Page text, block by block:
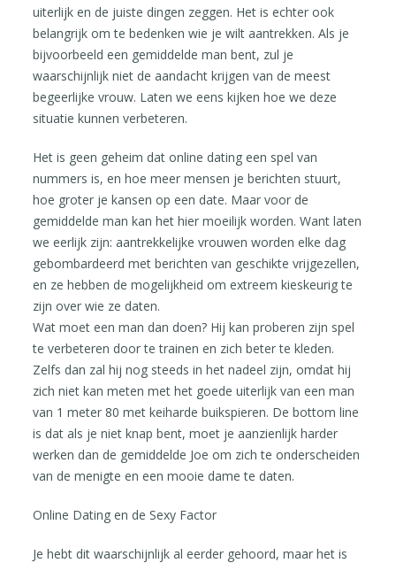
uiterlijk en de juiste dingen zeggen. Het is echter ook
belangrijk om te bedenken wie je wilt aantrekken. Als je
bijvoorbeeld een gemiddelde man bent, zul je
waarschijnlijk niet de aandacht krijgen van de meest
begeerlijke vrouw. Laten we eens kijken hoe we deze
situatie kunnen verbeteren.
Het is geen geheim dat online dating een spel van
nummers is, en hoe meer mensen je berichten stuurt,
hoe groter je kansen op een date. Maar voor de
gemiddelde man kan het hier moeilijk worden. Want laten
we eerlijk zijn: aantrekkelijke vrouwen worden elke dag
gebombardeerd met berichten van geschikte vrijgezellen,
en ze hebben de mogelijkheid om extreem kieskeurig te
zijn over wie ze daten.
Wat moet een man dan doen? Hij kan proberen zijn spel
te verbeteren door te trainen en zich beter te kleden.
Zelfs dan zal hij nog steeds in het nadeel zijn, omdat hij
zich niet kan meten met het goede uiterlijk van een man
van 1 meter 80 met keiharde buikspieren. De bottom line
is dat als je niet knap bent, moet je aanzienlijk harder
werken dan de gemiddelde Joe om zich te onderscheiden
van de menigte en een mooie dame te daten.
Online Dating en de Sexy Factor
Je hebt dit waarschijnlijk al eerder gehoord, maar het is